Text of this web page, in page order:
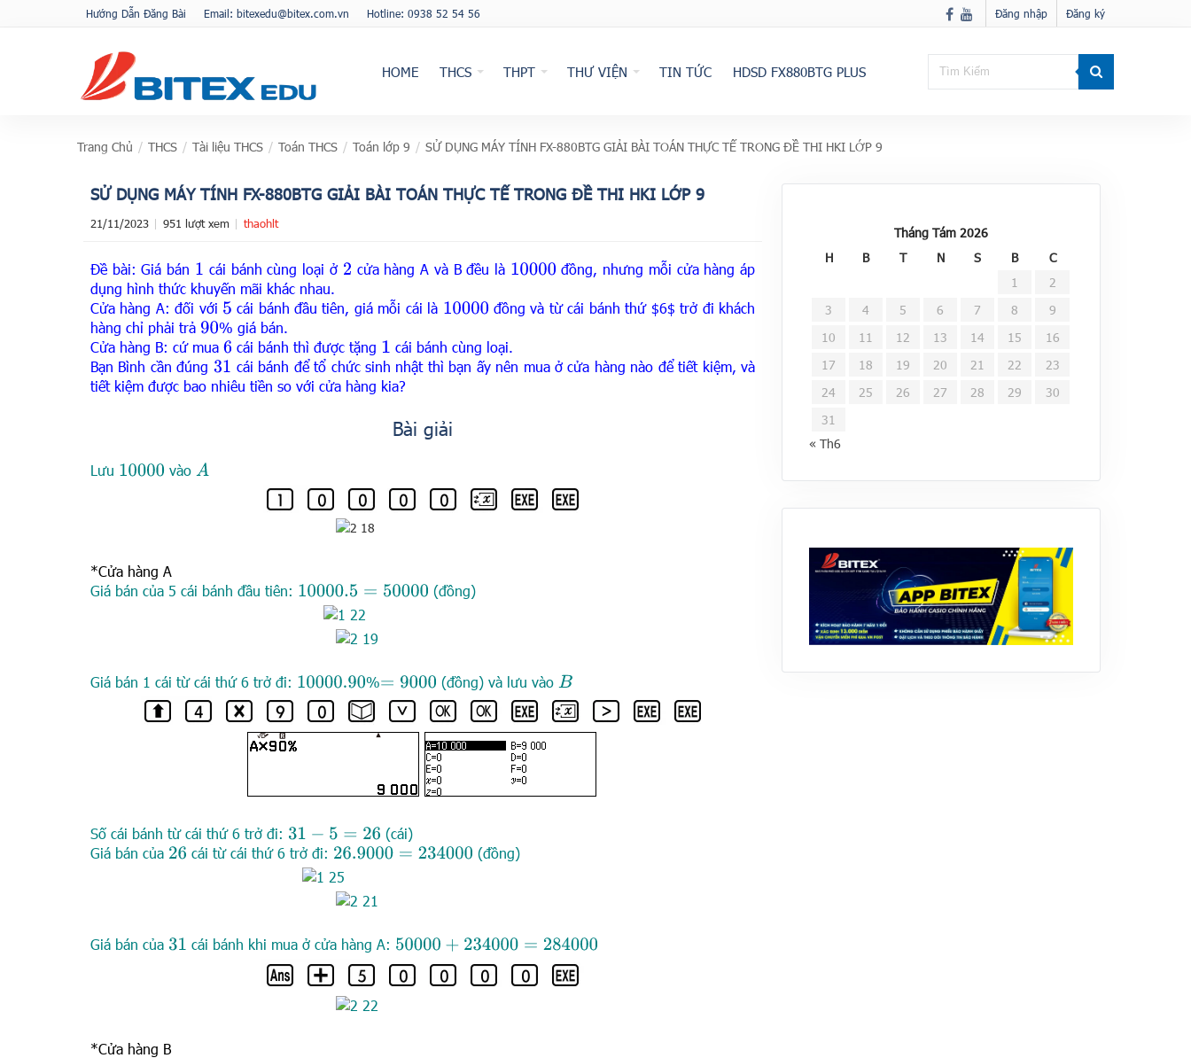
Hướng Dẫn Đăng Bài Email: bitexedu@bitex.com.vn Hotline: 0938 52 54 56 Đăng nhập Đăng ký
HOME THCS THPT THƯ VIỆN TIN TỨC HDSD FX880BTG PLUS
Trang Chủ / THCS / Tài liệu THCS / Toán THCS / Toán lớp 9 / SỬ DỤNG MÁY TÍNH FX-880BTG GIẢI BÀI TOÁN THỰC TẾ TRONG ĐỀ THI HKI LỚP 9
SỬ DỤNG MÁY TÍNH FX-880BTG GIẢI BÀI TOÁN THỰC TẾ TRONG ĐỀ THI HKI LỚP 9
21/11/2023 951 lượt xem thaohlt
Đề bài:Giá bán 1 cái bánh cùng loại ở 2 cửa hàng A và B đều là 10000 đồng, nhưng mỗi cửa hàng áp
dụng hình thức khuyến mãi khác nhau.
Cửa hàng A: đối với 5 cái bánh đầu tiên, giá mỗi cái là 10000 đồng và từ cái bánh thứ$6$ trở đi khách
hàng chỉ phải trả 90% giá bán.
Cửa hàng B: cứ mua 6 cái bánh thì được tặng 1 cái bánh cùng loại.
Bạn Bình cần đúng 31 cái bánh để tổ chức sinh nhật thì bạn ấy nên mua ở cửa hàng nào đểtiết kiệm, và
tiết kiệm được bao nhiêu tiền so với cửa hàng kia?
Bài giải
Lưu 10000 vào A
*Cửa hàng A
Giá bán của 5 cái bánh đầu tiên: 10000.5= 50 000 (đồng)
Giá bán 1 cái từ cái thứ 6 trở đi: 10000.90 %=9 000 (đồng) và lưu vào B
Số cái bánh từ cái thứ 6 trở đi: 31−5=26
(cái)
Giá bán của 26 cái từ cái thứ 6 trở đi: 26.9000= 234000 (đồng)
Giá bán của 31 cái bánh khi mua ở cửa hàng A: 50000+ 234000=284000
*Cửa hàng B
Tháng Tám 2026
H
B T N S B
C
1
2
3
4 5 6 7 8
9
10
11 12 13 14 15
16
17
18 19 20 21 22
23
24
25 26 27 28 29
30
31
« Th6